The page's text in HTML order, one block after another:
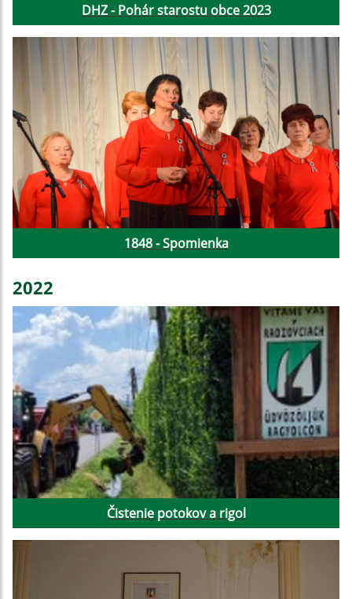
DHZ - Pohár starostu obce 2023
1848 - Spomienka
2022
Čistenie potokov a rigol